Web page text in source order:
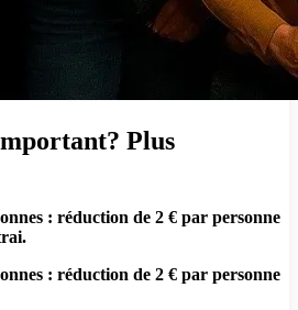
Plus
: réduction de 2 € par personne
: réduction de 2 € par personne